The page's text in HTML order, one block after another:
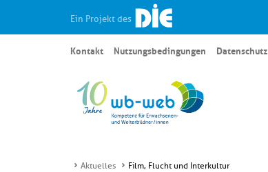
Ein Projekt des
Kontakt Nutzungsbedingungen Datenschutz
Aktuelles Film, Flucht und Interkultur